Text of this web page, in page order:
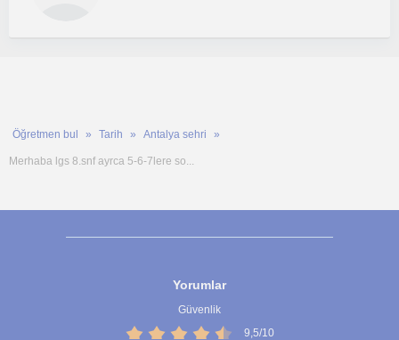
Öğretmen bul Tarih Antalya sehri
Merhaba lgs 8.snf ayrca 5-6-7lere so...
Yorumlar
Güvenlik
9,5/10